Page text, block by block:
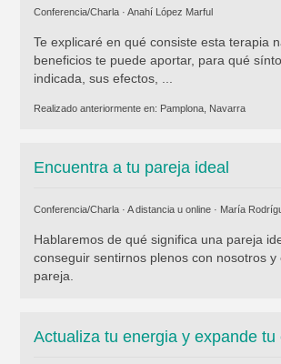
Conferencia/Charla · Anahí López Marful
Te explicaré en qué consiste esta terapia
beneficios te puede aportar, para qué
indicada, sus efectos, ...
Realizado anteriormente en: Pamplona, Navarra
Encuentra a tu pareja ideal
Conferencia/Charla · A distancia u online · María
Hablaremos de qué significa una pareja
conseguir sentirnos plenos con nosotros y
pareja.
Actualiza tu energia y expande tu